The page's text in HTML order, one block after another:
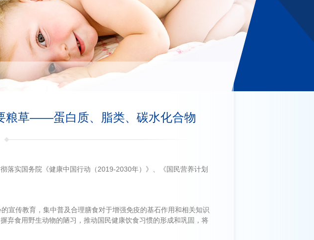
粮草——蛋白质、脂类、碳水化合物
落实国务院《健康中国行动（2019-2030年）》、《国民营养计划
宣传教育，集中普及合理膳食对于增强免疫的基石作用和相关知识
弃食用野生动物的陋习，推动国民健康饮食习惯的形成和巩固，将